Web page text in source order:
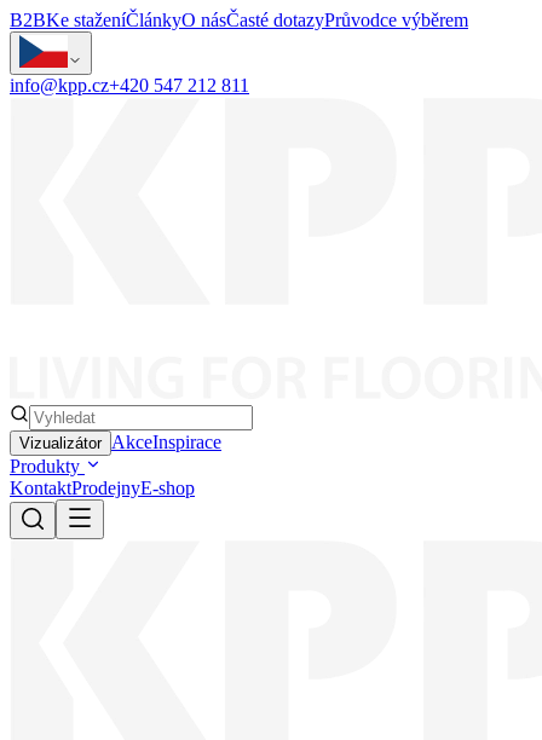
B2BKe staženíČlánkyO násČasté dotazyPrůvodce výběrem
info@kpp.cz+420 547 212 811
Vizualizátor AkceInspirace
Produkty
KontaktProdejnyE-shop